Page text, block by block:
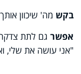
בקש מה' שיכוון
אפשר גם לתת צדקה
"אני עושה את